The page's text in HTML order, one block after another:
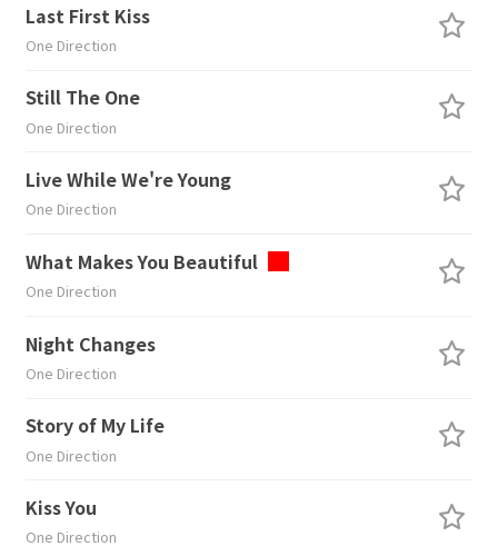
Last First Kiss
One Direction
Still The One
One Direction
Live While We're Young
One Direction
What Makes You Beautiful
One Direction
Night Changes
One Direction
Story of My Life
One Direction
Kiss You
One Direction